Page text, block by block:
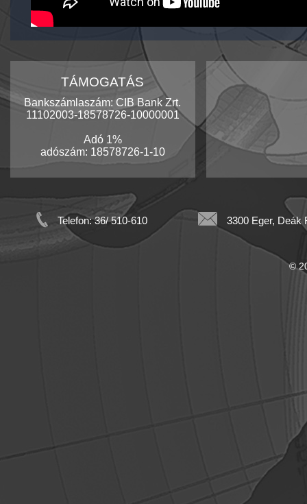
TÁMOGATÁS
Bankszámlaszám: CIB Bank Zrt.
11102003-18578726-10000001
Adó 1%
adószám: 18578726-1-10
Telefon: 36/ 510-610 3300 Eger, Deák
©